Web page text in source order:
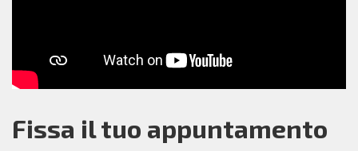
Fissa il tuo appuntamento